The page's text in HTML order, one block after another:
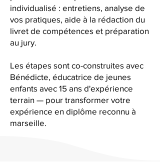
individualisé : entretiens, analyse de
vos pratiques, aide à la rédaction du
livret de compétences et préparation
au jury.
Les étapes sont co-construites avec
Bénédicte, éducatrice de jeunes
enfants avec 15 ans d'expérience
terrain — pour transformer votre
expérience en diplôme reconnu à
marseille.